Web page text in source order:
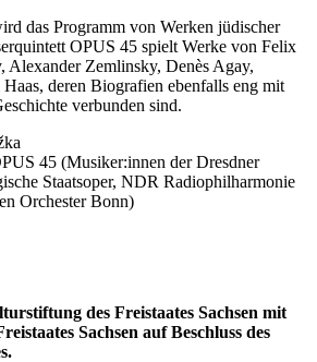
das Programm von Werken jüdischer
OPUS 45 spielt Werke von Felix
Alexander Zemlinsky, Denès Agay,
deren Biografien ebenfalls eng mit
verbunden sind.
45 (Musiker:innen der Dresdner
Staatsoper, NDR Radiophilharmonie
Orchester Bonn)
des Freistaates Sachsen mit
Sachsen auf Beschluss des